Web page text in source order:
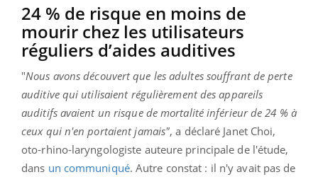
24 % de risque en moins de
mourir chez les utilisateurs
réguliers d’aides auditives
"Nous avons découvert que les adultes souffrant de perte
auditive qui utilisaient régulièrement des appareils
auditifs avaient un risque de mortalité inférieur de 24 % à
ceux qui n'en portaient jamais", a déclaré Janet Choi,
oto-rhino-laryngologiste auteure principale de l'étude,
dans un communiqué. Autre constat : il n'y avait pas de